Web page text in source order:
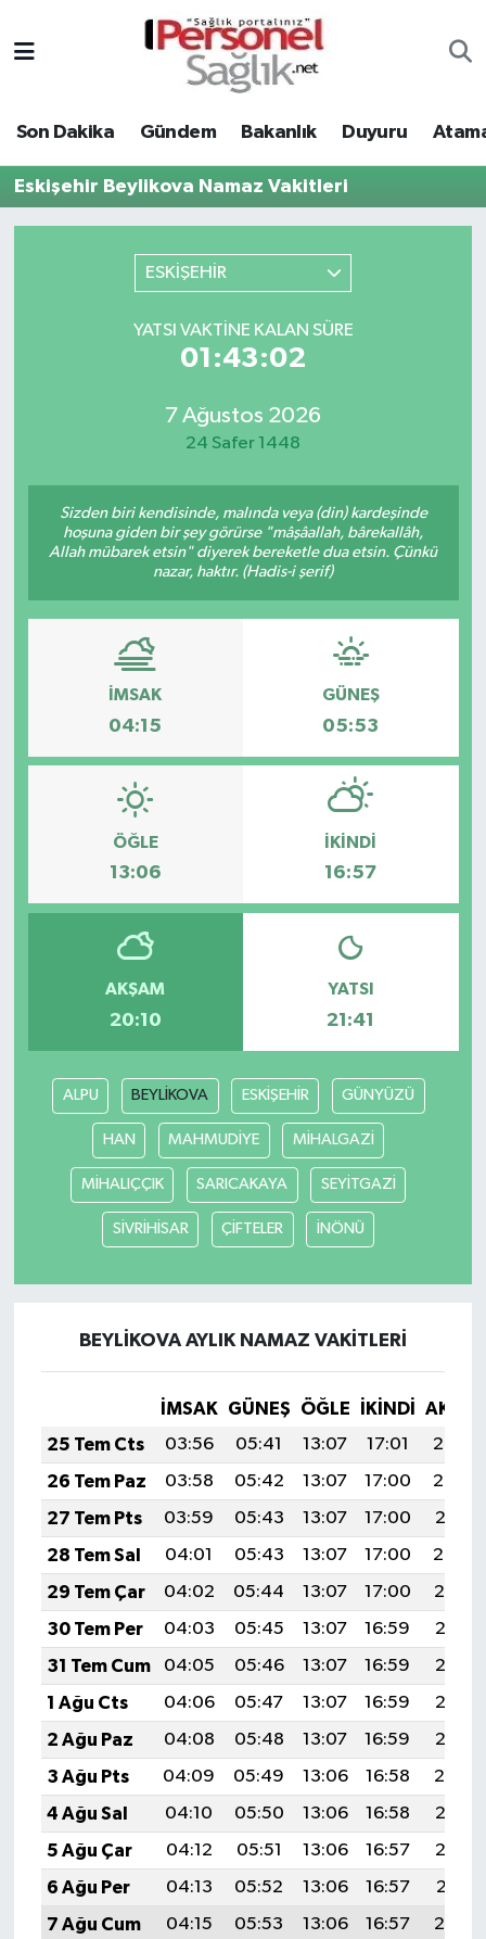
Son Dakika Gündem Bakanlık Duyuru
Eskişehir Beylikova Namaz Vakitleri
ESKİŞEHİR
YATSI VAKTINE KALAN SÜRE
01:43:02
7 Ağustos 2026
24 Safer 1448
Sizden biri kendisinde, malında veya (din) kardeşinde
hoşuna giden bir şey görürse "mâşâallah, bârekallâh,
Allah mübarek etsin" diyerek bereketle dua etsin. Çünkü
nazar, haktır. (Hadis-i şerif)
İMSAK
04:15
GÜNEŞ
05:53
ÖĞLE
13:06
İKINDI
16:57
AKŞAM
20:10
YATSI
21:41
ALPU BEYLİKOVA ESKİŞEHİR GÜNYÜZÜ
HAN MAHMUDİYE MİHALGAZİ
MİHALIÇÇIK SARICAKAYA SEYİTGAZİ
SİVRİHİSAR ÇİFTELER İNÖNÜ
BEYLİKOVA AYLIK NAMAZ VAKITLERI
İMSAK GÜNEŞ ÖĞLE İKINDI
25 Tem Cts
03:56 05:41 13:07 17:01
20:23
26 Tem Paz
03:58 05:42 13:07 17:00
20:22
27 Tem Pts
03:59 05:43 13:07 17:00
20:21
28 Tem Sal
04:01 05:43 13:07 17:00
20:20
29 Tem Çar
04:02 05:44 13:07 17:00
20:19
30 Tem Per
04:03 05:45 13:07 16:59
20:18
31 Tem Cum
04:05 05:46 13:07 16:59
20:17
1 Ağu Cts
04:06 05:47 13:07 16:59
20:16
2 Ağu Paz
04:08 05:48 13:07 16:59
20:15
3 Ağu Pts
04:09 05:49 13:06 16:58
20:14
4 Ağu Sal
04:10 05:50 13:06 16:58
20:13
5 Ağu Çar
04:12 05:51 13:06 16:57
20:12
6 Ağu Per
04:13 05:52 13:06 16:57
20:11
7 Ağu Cum
04:15 05:53 13:06 16:57
20:10
Gündem
Bakanlık
Nöbetçi Eczaneler
Hava Durumu
Trafik Durumu
Son Dakika Haberleri